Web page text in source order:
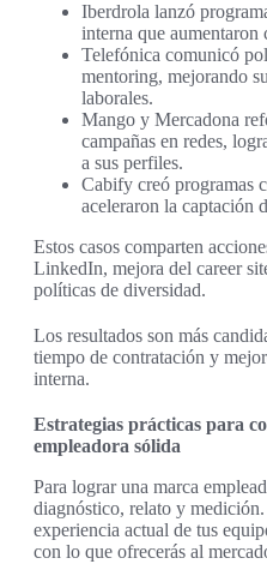
Iberdrola lanzó
interna que aumentaron
Telefónica comunicó
mentoring, mejorando
laborales.
Mango y Mercadona
campañas en redes,
a sus perfiles.
Cabify creó programas
aceleraron la captación
Estos casos comparten
LinkedIn, mejora del career
políticas de diversidad.
Los resultados son más
tiempo de contratación y
interna.
Estrategias prácticas para
empleadora sólida
Para lograr una marca
diagnóstico, relato y
experiencia actual de tus
con lo que ofrecerás al